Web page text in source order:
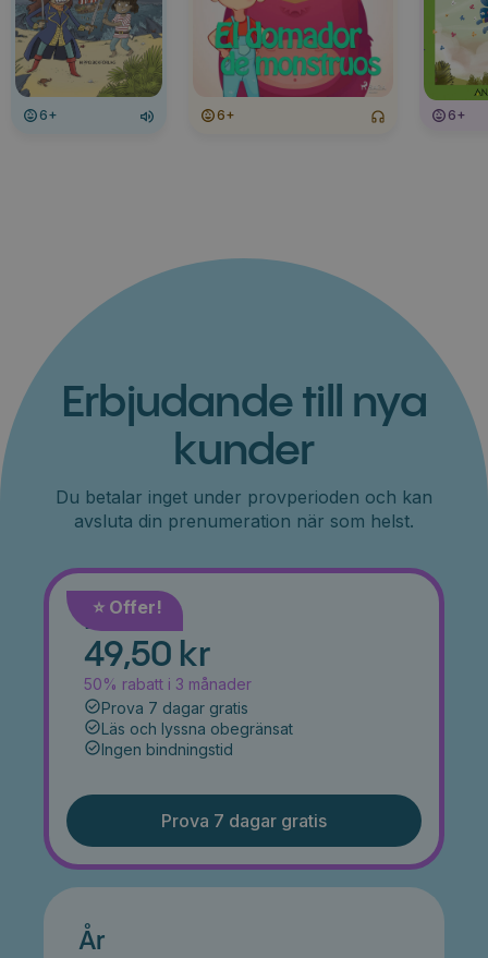
6+ 6+ 6+
Erbjudande till nya
kunder
Du betalar inget under provperioden och kan
avsluta din prenumeration när som helst.
⭐️ Offer!
Månad
49,50 kr
50% rabatt i 3 månader
Prova 7 dagar gratis
Läs och lyssna obegränsat
Ingen bindningstid
Prova 7 dagar gratis
År